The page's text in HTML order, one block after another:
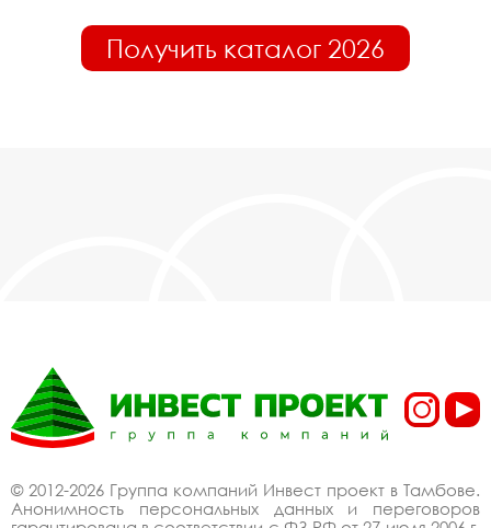
Получить каталог 2026
© 2012-2026 Группа компаний Инвест проект в Тамбове.
Анонимность персональных данных и переговоров